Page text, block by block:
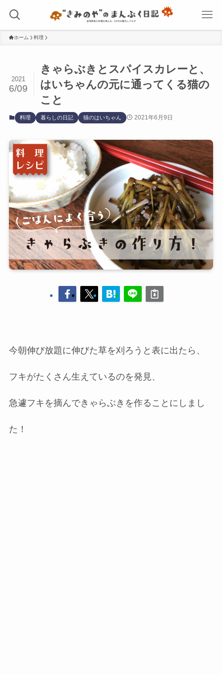
ホーム 料理
きゃらぶきとスパイスカレーと、
はいちゃんの元に通ってくる猫の
こと
2021
6/09
料理 暮らしの日記 猫のはいちゃん 2021年6月9日
今朝伸び放題に伸びた草を刈ろうと表に出たら、
フキがたくさん生えているのを発見、
急遽フキを摘んできゃらぶきを作ることにしまし
た！